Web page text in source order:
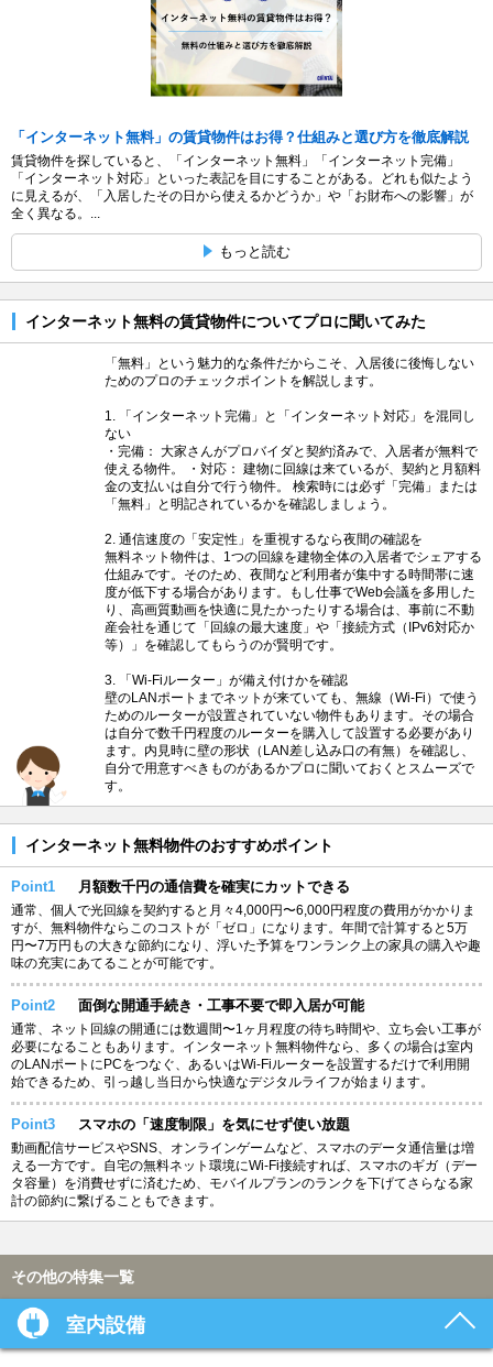
「インターネット無料」の賃貸物件はお得？仕組みと選び方を徹底解説
賃貸物件を探していると、「インターネット無料」「インターネット完備」
「インターネット対応」といった表記を目にすることがある。どれも似たよう
に見えるが、「入居したその日から使えるかどうか」や「お財布への影響」が
全く異なる。...
もっと読む
インターネット無料の賃貸物件についてプロに聞いてみた
「無料」という魅力的な条件だからこそ、入居後に後悔しない
ためのプロのチェックポイントを解説します。
1. 「インターネット完備」と「インターネット対応」を混同し
ない
・完備： 大家さんがプロバイダと契約済みで、入居者が無料で
使える物件。 ・対応： 建物に回線は来ているが、契約と月額料
金の支払いは自分で行う物件。 検索時には必ず「完備」または
「無料」と明記されているかを確認しましょう。
2. 通信速度の「安定性」を重視するなら夜間の確認を
無料ネット物件は、1つの回線を建物全体の入居者でシェアする
仕組みです。そのため、夜間など利用者が集中する時間帯に速
度が低下する場合があります。もし仕事でWeb会議を多用した
り、高画質動画を快適に見たかったりする場合は、事前に不動
産会社を通じて「回線の最大速度」や「接続方式（IPv6対応か
等）」を確認してもらうのが賢明です。
3. 「Wi-Fiルーター」が備え付けかを確認
壁のLANポートまでネットが来ていても、無線（Wi-Fi）で使う
ためのルーターが設置されていない物件もあります。その場合
は自分で数千円程度のルーターを購入して設置する必要があり
ます。内見時に壁の形状（LAN差し込み口の有無）を確認し、
自分で用意すべきものがあるかプロに聞いておくとスムーズで
す。
インターネット無料物件のおすすめポイント
Point1 月額数千円の通信費を確実にカットできる
通常、個人で光回線を契約すると月々4,000円〜6,000円程度の費用がかかりま
すが、無料物件ならこのコストが「ゼロ」になります。年間で計算すると5万
円〜7万円もの大きな節約になり、浮いた予算をワンランク上の家具の購入や趣
味の充実にあてることが可能です。
Point2 面倒な開通手続き・工事不要で即入居が可能
通常、ネット回線の開通には数週間〜1ヶ月程度の待ち時間や、立ち会い工事が
必要になることもあります。インターネット無料物件なら、多くの場合は室内
のLANポートにPCをつなぐ、あるいはWi-Fiルーターを設置するだけで利用開
始できるため、引っ越し当日から快適なデジタルライフが始まります。
Point3 スマホの「速度制限」を気にせず使い放題
動画配信サービスやSNS、オンラインゲームなど、スマホのデータ通信量は増
える一方です。自宅の無料ネット環境にWi-Fi接続すれば、スマホのギガ（デー
タ容量）を消費せずに済むため、モバイルプランのランクを下げてさらなる家
計の節約に繋げることもできます。
その他の特集一覧
室内設備